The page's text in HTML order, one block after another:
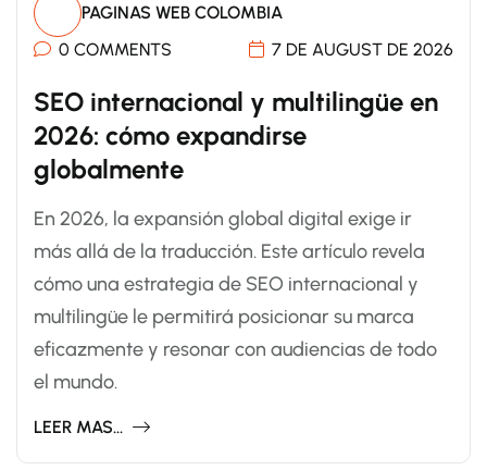
PAGINAS WEB COLOMBIA
0 COMMENTS
7 DE AUGUST DE 2026
SEO internacional y multilingüe en
2026: cómo expandirse
globalmente
En 2026, la expansión global digital exige ir
más allá de la traducción. Este artículo revela
cómo una estrategia de SEO internacional y
multilingüe le permitirá posicionar su marca
eficazmente y resonar con audiencias de todo
el mundo.
LEER MAS...